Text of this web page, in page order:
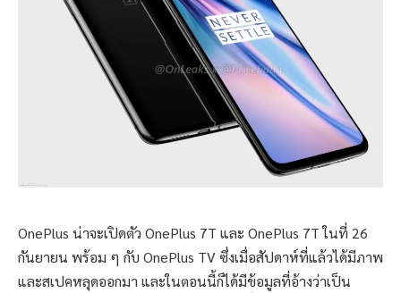
OnePlus น่าจะเปิดตัว OnePlus 7T และ OnePlus 7T ในที่ 26
กันยายน พร้อม ๆ กับ OnePlus TV ซึ่งเมื่อสัปดาห์ที่แล้วได้มีภาพ
และสเปคหลุดออกมา และในตอนนี้ก็ได้มีข้อมูลที่อ้างว่าเป็น